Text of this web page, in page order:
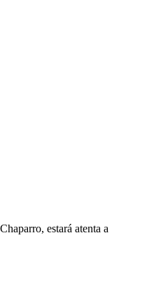
estará atenta a